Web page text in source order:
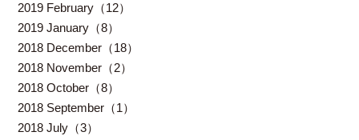
2019 February（12）
2019 January（8）
2018 December（18）
2018 November（2）
2018 October（8）
2018 September（1）
2018 July（3）